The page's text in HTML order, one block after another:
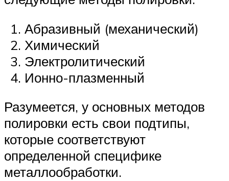
Абразивный (механический)
Химический
Электролитический
Ионно-плазменный
Разумеется, у основных методов
полировки есть свои подтипы,
которые соответствуют
определенной специфике
металлообработки.